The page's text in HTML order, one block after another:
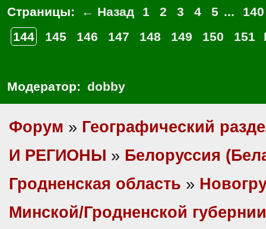
Страницы: ← Назад 1 2 3 4 5 ...
140
144
145 146 147 148 149 150 151
Модератор: dobby
Форум » Географический
И РЕГИОНЫ » Белоруссия
Гродненская область »
Минской/Гродненской губернии